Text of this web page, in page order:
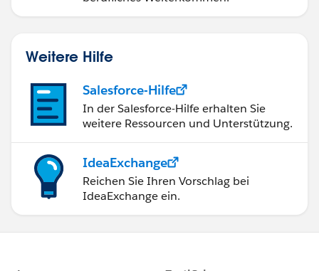
Weitere Hilfe
Salesforce-Hilfe
In der Salesforce-Hilfe erhalten Sie
weitere Ressourcen und Unterstützung.
IdeaExchange
Reichen Sie Ihren Vorschlag bei
IdeaExchange ein.